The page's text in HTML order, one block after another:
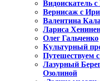
Видоискатель
Вернисаж с
Валентина
Лариса
Олег Гальченко
Культурный
Путешествуем
Лазурный
Озолиной